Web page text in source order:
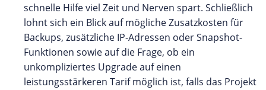
schnelle Hilfe viel Zeit und Nerven spart. Schließlich
lohnt sich ein Blick auf mögliche Zusatzkosten für
Backups, zusätzliche IP-Adressen oder Snapshot-
Funktionen sowie auf die Frage, ob ein
unkompliziertes Upgrade auf einen
leistungsstärkeren Tarif möglich ist, falls das Projekt